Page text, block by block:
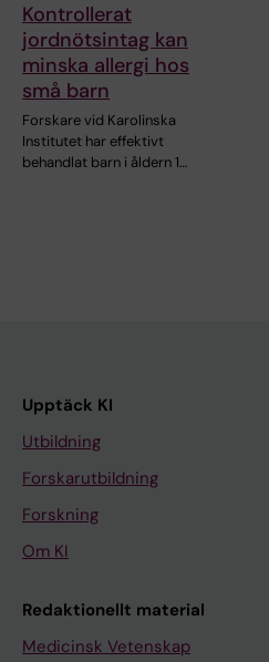
Kontrollerat
jordnötsintag kan
minska allergi hos
små barn
Forskare vid Karolinska
Institutet har effektivt
behandlat barn i åldern 1…
Upptäck KI
Utbildning
Forskarutbildning
Forskning
Om KI
Redaktionellt material
Medicinsk Vetenskap